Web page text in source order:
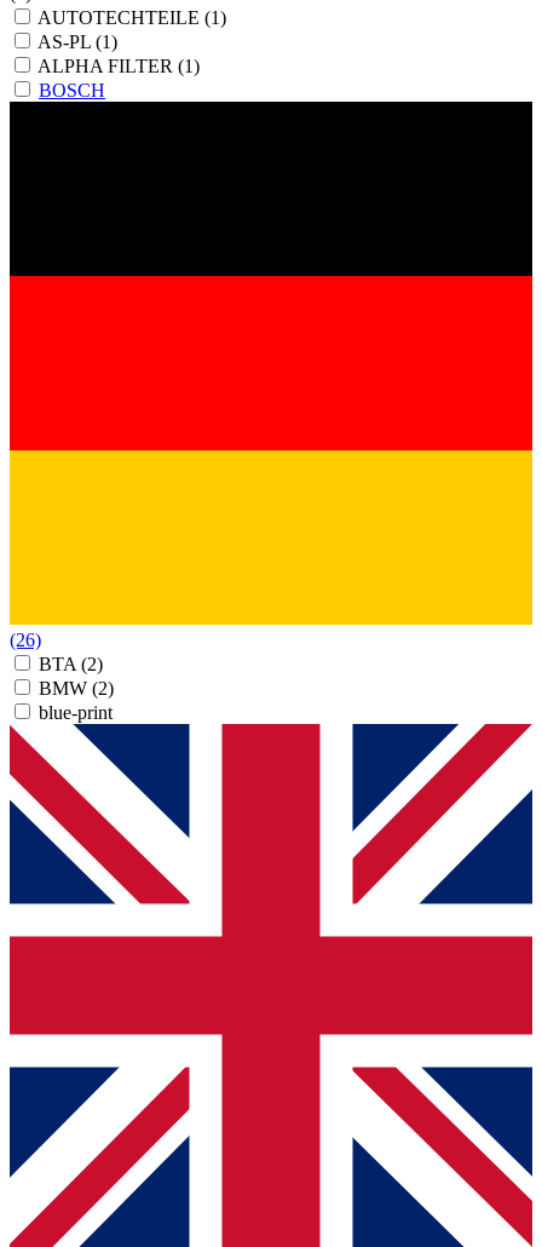
AUTOTECHTEILE (1)
AS-PL (1)
ALPHA FILTER (1)
BOSCH
(26)
BTA (2)
BMW (2)
blue-print